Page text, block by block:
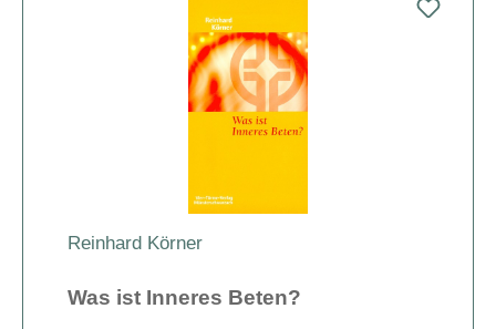
Reinhard Körner
Was ist Inneres Beten?